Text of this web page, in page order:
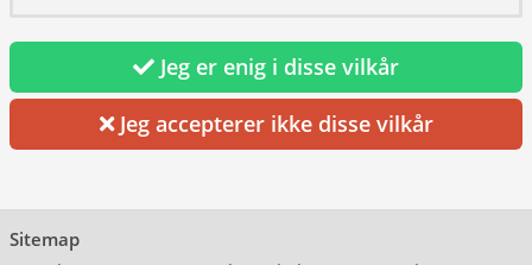
Jeg er enig i disse vilkår
Jeg accepterer ikke disse vilkår
Sitemap